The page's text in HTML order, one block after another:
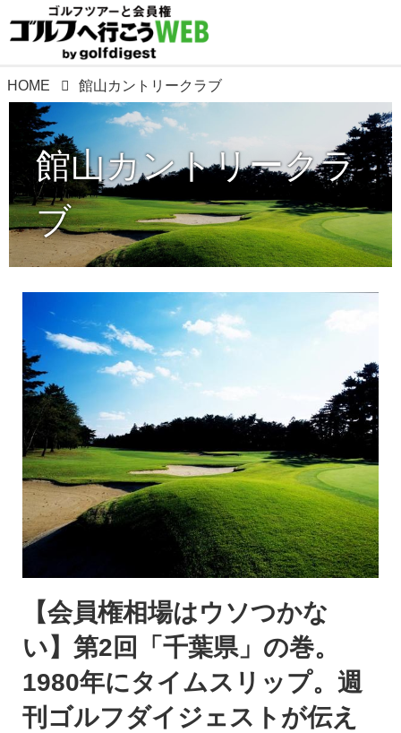
HOME 館山カントリークラブ
館山カントリークラ
ブ
【会員権相場はウソつかな
い】第2回「千葉県」の巻。
1980年にタイムスリップ。週
刊ゴルフダイジェストが伝え